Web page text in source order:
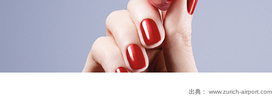
出典： www.zurich-airport.com